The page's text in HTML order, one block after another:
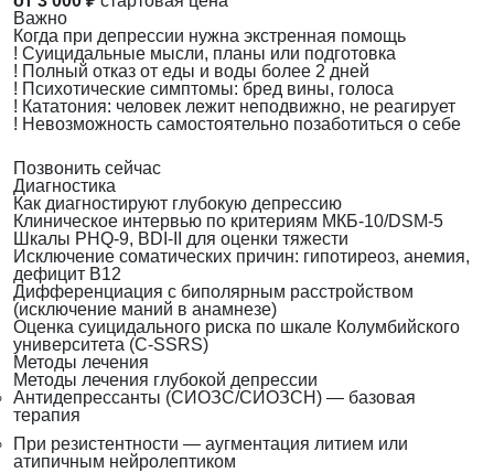
Важно
Когда при депрессии нужна экстренная помощь
! Суицидальные мысли, планы или подготовка
! Полный отказ от еды и воды более 2 дней
! Психотические симптомы: бред вины, голоса
! Кататония: человек лежит неподвижно, не реагирует
! Невозможность самостоятельно позаботиться о себе
Позвонить сейчас
Диагностика
Как диагностируют глубокую депрессию
Клиническое интервью по критериям МКБ-10/DSM-5
Шкалы PHQ-9, BDI-II для оценки тяжести
Исключение соматических причин: гипотиреоз, анемия,
дефицит B12
Дифференциация с биполярным расстройством
(исключение маний в анамнезе)
Оценка суицидального риска по шкале Колумбийского
университета (C-SSRS)
Методы лечения
Методы лечения глубокой депрессии
Антидепрессанты (СИОЗС/СИОЗСН) — базовая
терапия
При резистентности — аугментация литием или
атипичным нейролептиком